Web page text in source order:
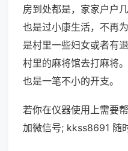
房到处都是，家家户户
也是过小康生活，不再
是村里一些妇女或者有
村里的麻将馆去打麻将
也是一笔不小的开支。
若你在仪器使用上需要
加微信号; kkss8691 随